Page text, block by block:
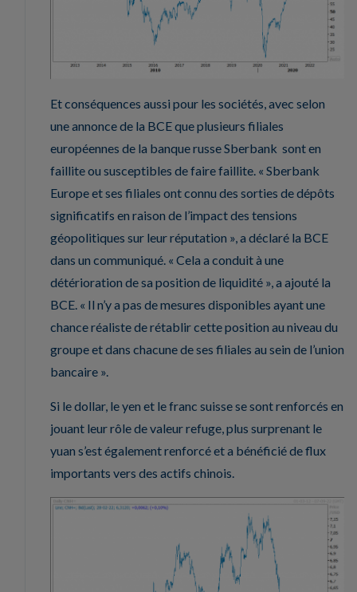
Et conséquences aussi pour les sociétés, avec selon
une annonce de la BCE que plusieurs filiales
européennes de la banque russe Sberbank sont en
faillite ou susceptibles de faire faillite. « Sberbank
Europe et ses filiales ont connu des sorties de dépôts
significatifs en raison de l’impact des tensions
géopolitiques sur leur réputation », a déclaré la BCE
dans un communiqué. « Cela a conduit à une
détérioration de sa position de liquidité », a ajouté la
BCE. « Il n’y a pas de mesures disponibles ayant une
chance réaliste de rétablir cette position au niveau du
groupe et dans chacune de ses filiales au sein de l’union
bancaire ».
Si le dollar, le yen et le franc suisse se sont renforcés en
jouant leur rôle de valeur refuge, plus surprenant le
yuan s’est également renforcé et a bénéficié de flux
importants vers des actifs chinois.